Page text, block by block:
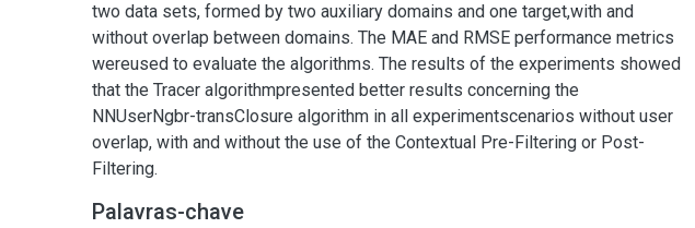
two data sets, formed by two auxiliary domains and one target,with and
without overlap between domains. The MAE and RMSE performance metrics
wereused to evaluate the algorithms. The results of the experiments showed
that the Tracer algorithmpresented better results concerning the
NNUserNgbr-transClosure algorithm in all experimentscenarios without user
overlap, with and without the use of the Contextual Pre-Filtering or Post-
Filtering.
Palavras-chave